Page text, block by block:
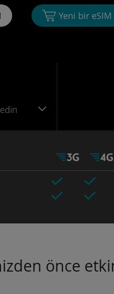
Yeni bir eSIM
önce